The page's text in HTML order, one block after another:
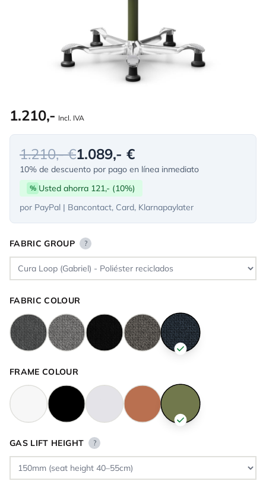
1.210,- Incl. IVA
1.210,- €1.089,- €
10% de descuento por pago en línea inmediato
% Usted ahorra 121,- (10%)
por PayPal | Bancontact, Card, Klarnapaylater
FABRIC GROUP ?
FABRIC COLOUR
FRAME COLOUR
GAS LIFT HEIGHT ?